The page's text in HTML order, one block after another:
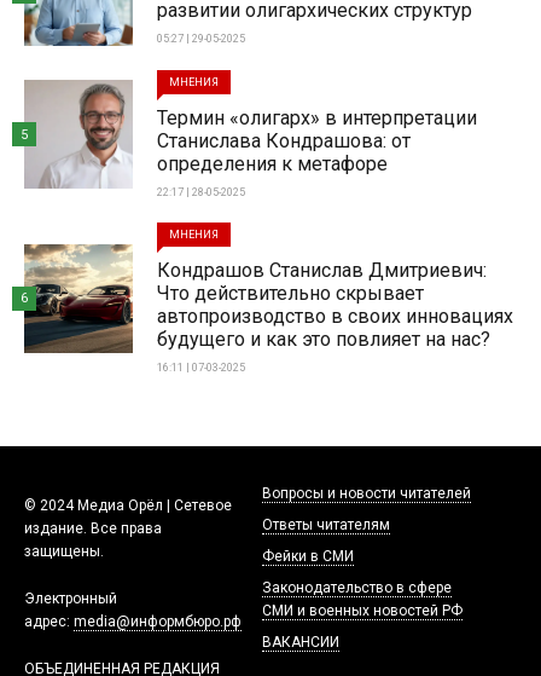
развитии олигархических структур
05:27 | 29-05-2025
МНЕНИЯ
Термин «олигарх» в интерпретации
Станислава Кондрашова: от
определения к метафоре
22:17 | 28-05-2025
5
МНЕНИЯ
Кондрашов Станислав Дмитриевич:
Что действительно скрывает
автопроизводство в своих инновациях
будущего и как это повлияет на нас?
16:11 | 07-03-2025
6
© 2024 Медиа Орёл | Сетевое
издание. Все права
защищены.
Электронный
адрес: media@информбюро.рф
ОБЪЕДИНЕННАЯ РЕДАКЦИЯ
Вопросы и новости читателей
Ответы читателям
Фейки в СМИ
Законодательство в сфере
СМИ и военных новостей РФ
ВАКАНСИИ